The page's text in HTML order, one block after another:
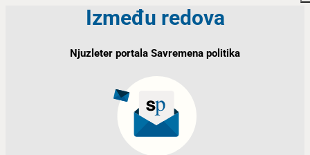
Između redova
Njuzleter portala Savremena politika